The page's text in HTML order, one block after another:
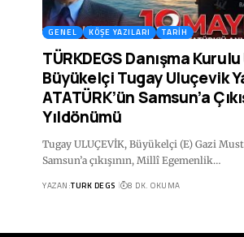
GENEL KÖŞE YAZILARI TARIH
TÜRKDEGS Danışma
Büyükelçi Tugay Uluçevik
ATATÜRK’ün Samsun’a
Yıldönümü
Tugay ULUÇEVİK, Büyükelçi (E) Gazi
Samsun’a çıkışının, Millî Egemenlik…
YAZAN:TURK DEGS 8 DK. OKUMA